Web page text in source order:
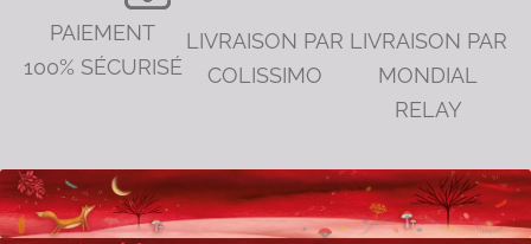
PAIEMENT
100% SÉCURISÉ
LIVRAISON PAR
COLISSIMO
LIVRAISON PAR
MONDIAL
RELAY